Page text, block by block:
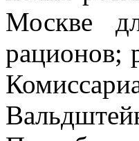
Москве
рационов;